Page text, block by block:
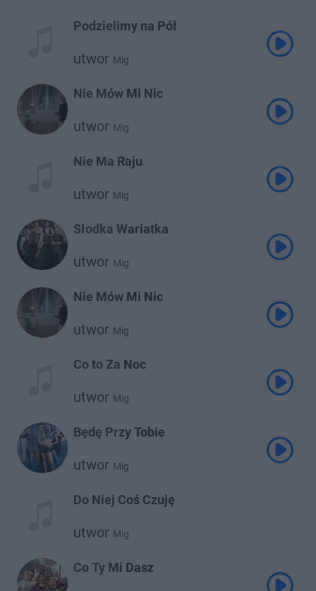
Podzielimy na Pół
utwor Mig
Nie Mów Mi Nic
utwor Mig
Nie Ma Raju
utwor Mig
Słodka Wariatka
utwor Mig
Nie Mów Mi Nic
utwor Mig
Co to Za Noc
utwor Mig
Będę Przy Tobie
utwor Mig
Do Niej Coś Czuję
utwor Mig
Co Ty Mi Dasz